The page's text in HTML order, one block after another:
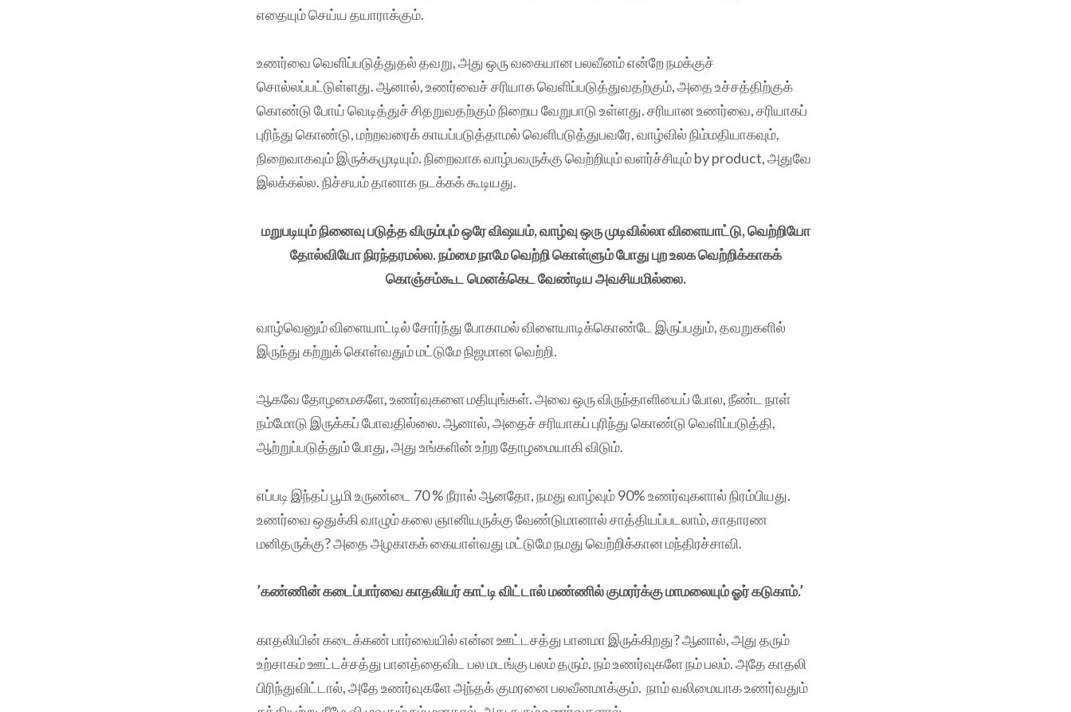
எதையும் செய்ய தயாராக்கும்.
உணர்வை வெளிப்படுத்துதல் தவறு, அது ஒரு வகையான பலவீனம் என்றே நமக்குச்
சொல்லப்பட்டுள்ளது. ஆனால், உணர்வைச் சரியாக வெளிப்படுத்துவதற்கும், அதை உச்சத்திற்குக்
கொண்டு போய் வெடித்துச் சிதறுவதற்கும் நிறைய வேறுபாடு உள்ளது. சரியான உணர்வை, சரியாகப்
புரிந்து கொண்டு, மற்றவரைக் காயப்படுத்தாமல் வெளிபடுத்துபவரே, வாழ்வில் நிம்மதியாகவும்,
நிறைவாகவும் இருக்கமுடியும். நிறைவாக வாழ்பவருக்கு வெற்றியும் வளர்ச்சியும் by product, அதுவே
இலக்கல்ல. நிச்சயம் தானாக நடக்கக் கூடியது.
மறுபடியும் நினைவு படுத்த விரும்பும் ஒரே விஷயம், வாழ்வு ஒரு முடிவில்லா விளையாட்டு, வெற்றியோ
தோல்வியோ நிரந்தரமல்ல. நம்மை நாமே வெற்றி கொள்ளும் போது புற உலக வெற்றிக்காகக்
கொஞ்சம்கூட மெனக்கெட வேண்டிய அவசியமில்லை.
வாழ்வெனும் விளையாட்டில் சோர்ந்து போகாமல் விளையாடிக்கொண்டே இருப்பதும், தவறுகளில்
இருந்து கற்றுக் கொள்வதும் மட்டுமே நிஜமான வெற்றி.
ஆகவே தோழமைகளே, உணர்வுகளை மதியுங்கள். அவை ஒரு விருந்தாளியைப் போல, நீண்ட நாள்
நம்மோடு இருக்கப் போவதில்லை. ஆனால், அதைச் சரியாகப் புரிந்து கொண்டு வெளிப்படுத்தி,
ஆற்றுப்படுத்தும் போது, அது உங்களின் உற்ற தோழமையாகி விடும்.
எப்படி இந்தப் பூமி உருண்டை 70 % நீரால் ஆனதோ, நமது வாழ்வும் 90% உணர்வுகளால் நிரம்பியது.
உணர்வை ஒதுக்கி வாழும் கலை ஞானியருக்கு வேண்டுமானால் சாத்தியப்படலாம், சாதாரண
மனிதருக்கு? அதை அழகாகக் கையாள்வது மட்டுமே நமது வெற்றிக்கான மந்திரச்சாவி.
’கண்ணின் கடைப்பார்வை காதலியர் காட்டி விட்டால் மண்ணில் குமரர்க்கு மாமலையும் ஓர் கடுகாம்.’
காதலியின் கடைக்கண் பார்வையில் என்ன ஊட்டசத்து பானமா இருக்கிறது? ஆனால், அது தரும்
உற்சாகம் ஊட்டச்சத்து பானத்தைவிட பல மடங்கு பலம் தரும். நம் உணர்வுகளே நம் பலம். அதே காதலி
பிரிந்துவிட்டால், அதே உணர்வுகளே அந்தக் குமரனை பலவீனமாக்கும். நாம் வலிமையாக உணர்வதும்